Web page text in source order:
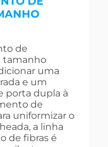
de
tamanho
uma
e um
porta dupla à
de
uniformizar o
a linha
de fibras é